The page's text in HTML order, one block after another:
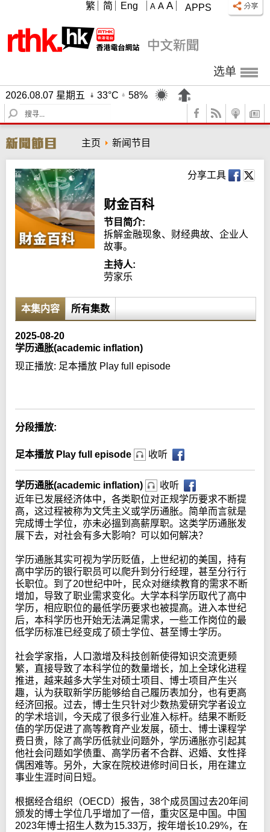
APPS
A A A
繁 简 Eng
选单
2026.08.07 星期五 33°C
58%
S
e
r
c
h
主页 新闻节目
分享工具
财金百科
节目简介:
拆解金融现象、财经典故、企业人
故事。
主持人:
劳家乐
本集内容 所有集数
2025-08-20
学历通胀(academic inflation)
现正播放: 足本播放 Play full episode
分段播放:
足本播放 Play full episode 收听
学历通胀(academic inflation)
收听
近年已发展经济体中，各类职位对正规学历要求不断提
高，这过程被称为文凭主义或学历通胀。简单而言就是
完成博士学位，亦未必搵到高薪厚职。这类学历通胀发
展下去，对社会有多大影响？可以如何解决？
学历通胀其实可视为学历贬值，上世纪初的美国，持有
高中学历的银行职员可以爬升到分行经理，甚至分行行
长职位。到了20世纪中叶，民众对继续教育的需求不断
增加，导致了职业需求变化。大学本科学历取代了高中
学历，相应职位的最低学历要求也被提高。进入本世纪
后，本科学历也开始无法满足需求，一些工作岗位的最
低学历标准已经变成了硕士学位、甚至博士学历。
社会学家指，人口激增及科技创新使得知识交流更频
繁，直接导致了本科学位的数量增长，加上全球化进程
推进，越来越多大学生对硕士项目、博士项目产生兴
趣，认为获取新学历能够给自己履历表加分，也有更高
经济回报。过去，博士生只针对少数热爱研究学者设立
的学术培训，今天成了很多行业准入标杆。结果不断贬
值的学历促进了高等教育产业发展，硕士、博士课程学
费日贵，除了高学历低就业问题外，学历通胀亦引起其
他社会问题如学债重、高学历者不合群、迟婚、女性择
偶困难等。另外，大家在院校进修时间日长，用在建立
事业生涯时间日短。
根据经合组织（OECD）报告，38个成员国过去20年间
颁发的博士学位几乎增加了一倍，重灾区是中国。中国
2023年博士招生人数为15.33万，按年增长10.29%，在